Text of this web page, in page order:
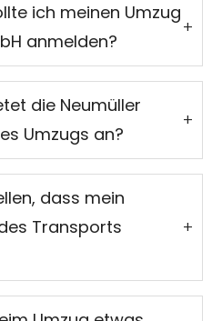
ich meinen Umzug
anmelden?
+
die Neumüller
Umzugs an?
+
dass mein
Transports
+